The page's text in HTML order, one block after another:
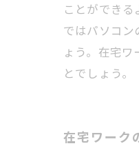
ことができ
ではパソコ
ょう。在宅
とでしょう。
在宅ワーク